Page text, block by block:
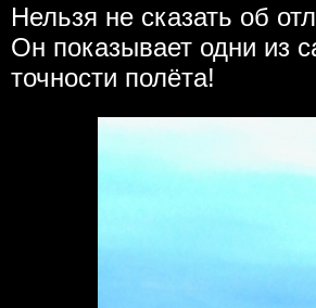
Нельзя не сказать об
Он показывает одни из
точности полёта!